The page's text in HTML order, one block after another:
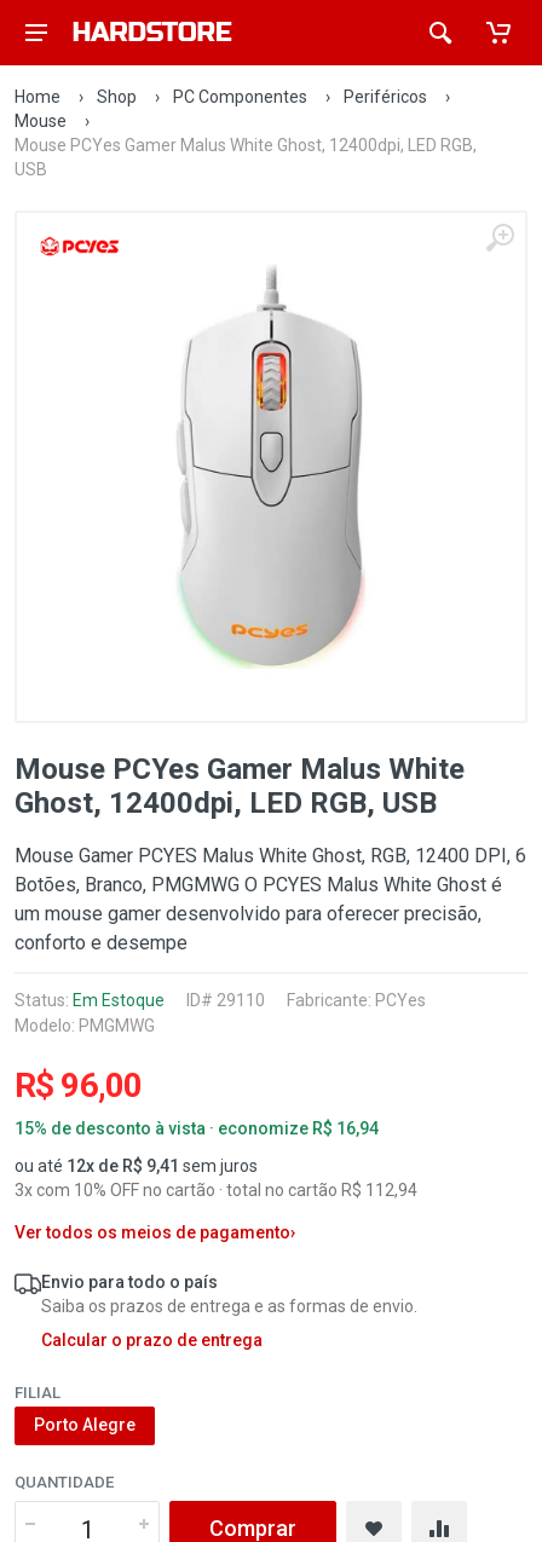
Home › Shop › PC Componentes › Periféricos
›
Mouse
›
Mouse PCYes Gamer Malus White Ghost, 12400dpi, LED RGB,
USB
Mouse PCYes Gamer Malus White
Ghost, 12400dpi, LED RGB, USB
Mouse Gamer PCYES Malus White Ghost, RGB, 12400 DPI, 6
Botões, Branco, PMGMWG O PCYES Malus White Ghost é
um mouse gamer desenvolvido para oferecer precisão,
conforto e desempe
Status: Em Estoque ID# 29110 Fabricante: PCYes
Modelo: PMGMWG
R$ 96,00
15% de desconto à vista · economize R$ 16,94
ou até 12x de R$ 9,41 sem juros
3x com 10% OFF no cartão · total no cartão R$ 112,94
Ver todos os meios de pagamento›
Envio para todo o país
Saiba os prazos de entrega e as formas de envio.
Calcular o prazo de entrega
FILIAL
Porto Alegre
QUANTIDADE
Comprar